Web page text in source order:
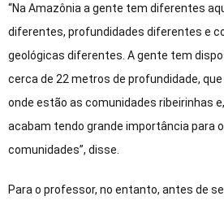
“Na Amazônia a gente tem diferentes
diferentes, profundidades diferentes e
geológicas diferentes. A gente tem
cerca de 22 metros de profundidade,
onde estão as comunidades ribeirinhas
acabam tendo grande importância para
comunidades”, disse.
Para o professor, no entanto, antes de